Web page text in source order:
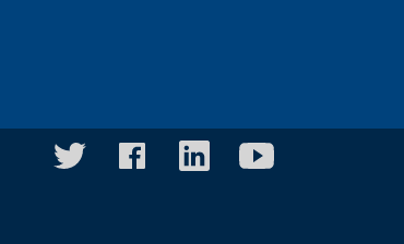
twitter facebooklinkedinyoutube